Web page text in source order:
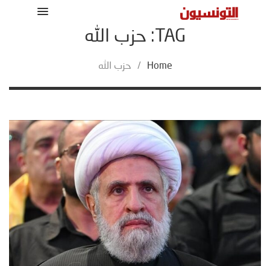
TAG: حزب الله
Home
/ حزب الله